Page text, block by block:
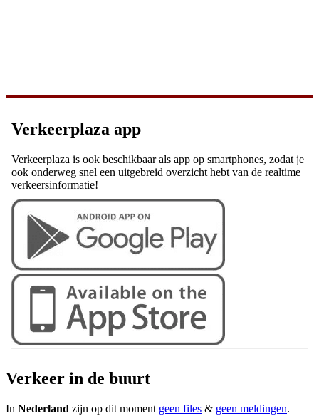
Verkeerplaza app
Verkeerplaza is ook beschikbaar als app op smartphones, zodat je
ook onderweg snel een uitgebreid overzicht hebt van de realtime
verkeersinformatie!
Verkeer in de buurt
In Nederland zijn op dit moment geen files & geen meldingen.